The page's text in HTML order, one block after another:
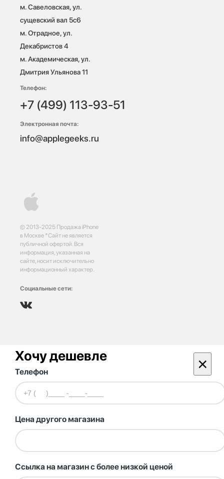
© 2013-2025 Продажа iPhone
в Москве *Сайт не является
публичной офертой. Вся
информация, указанная на
сайте, носит исключительно
информационный характер.
Социальные сети:
м. Савеловская, ул.
сущевский вал 5с6
м. Отрадное, ул.
Декабристов 4
м. Академическая, ул.
Дмитрия Ульянова 11
Телефон:
+7 (499) 113-93-51
Электронная почта:
info@applegeeks.ru
Хочу дешевле ×
Телефон
Цена другого магазина
Ссылка на магазин с более низкой ценой